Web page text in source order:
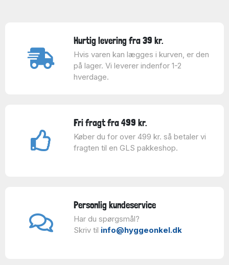
Hurtig levering fra 39 kr.
Hvis varen kan lægges i kurven, er den
på lager. Vi leverer indenfor 1-2
hverdage.
Fri fragt fra 499 kr.
Køber du for over 499 kr. så betaler vi
fragten til en GLS pakkeshop.
Personlig kundeservice
Har du spørgsmål?
Skriv til info@hyggeonkel.dk